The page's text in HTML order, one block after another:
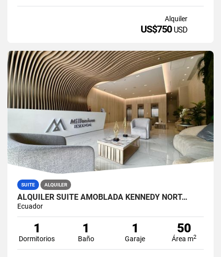
Alquiler
US$750 USD
SUITE ALQUILER
ALQUILER SUITE AMOBLADA KENNEDY NORT…
Ecuador
1
Dormitorios
1
Baño
1
Garaje
50
Área m2